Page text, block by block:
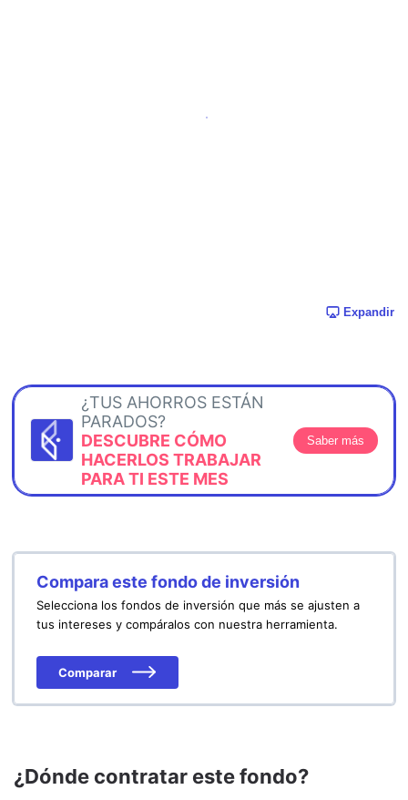
Expandir
¿TUS AHORROS ESTÁN
PARADOS?
DESCUBRE CÓMO
HACERLOS TRABAJAR
PARA TI ESTE MES
Saber más
Compara este fondo de inversión
Selecciona los fondos de inversión que más se ajusten a
tus intereses y compáralos con nuestra herramienta.
Comparar
¿Dónde contratar este fondo?